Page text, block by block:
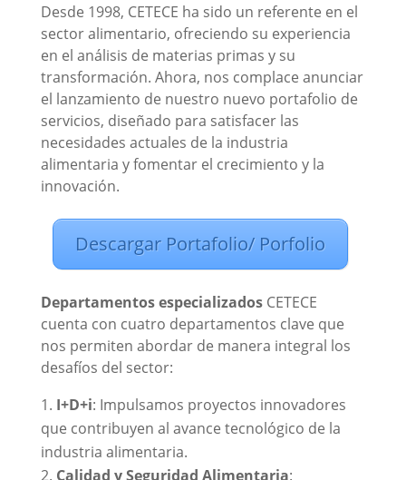
Desde 1998, CETECE ha sido un referente en el
sector alimentario, ofreciendo su experiencia
en el análisis de materias primas y su
transformación. Ahora, nos complace anunciar
el lanzamiento de nuestro nuevo portafolio de
servicios, diseñado para satisfacer las
necesidades actuales de la industria
alimentaria y fomentar el crecimiento y la
innovación.
Descargar Portafolio/ Porfolio
Departamentos especializadosCETECE
cuenta con cuatro departamentos clave que
nos permiten abordar de manera integral los
desafíos del sector:
I+D+i: Impulsamos proyectos innovadores
que contribuyen al avance tecnológico de la
industria alimentaria.
Calidad y Seguridad Alimentaria: